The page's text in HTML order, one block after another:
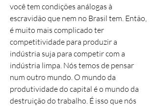
você tem condições análogas à
escravidão que nem no Brasil tem. Então,
é muito mais complicado ter
competitividade para produzir a
indústria suja para competir com a
indústria limpa. Nós temos de pensar
num outro mundo. O mundo da
produtividade do capital é o mundo da
destruição do trabalho. É isso que nós